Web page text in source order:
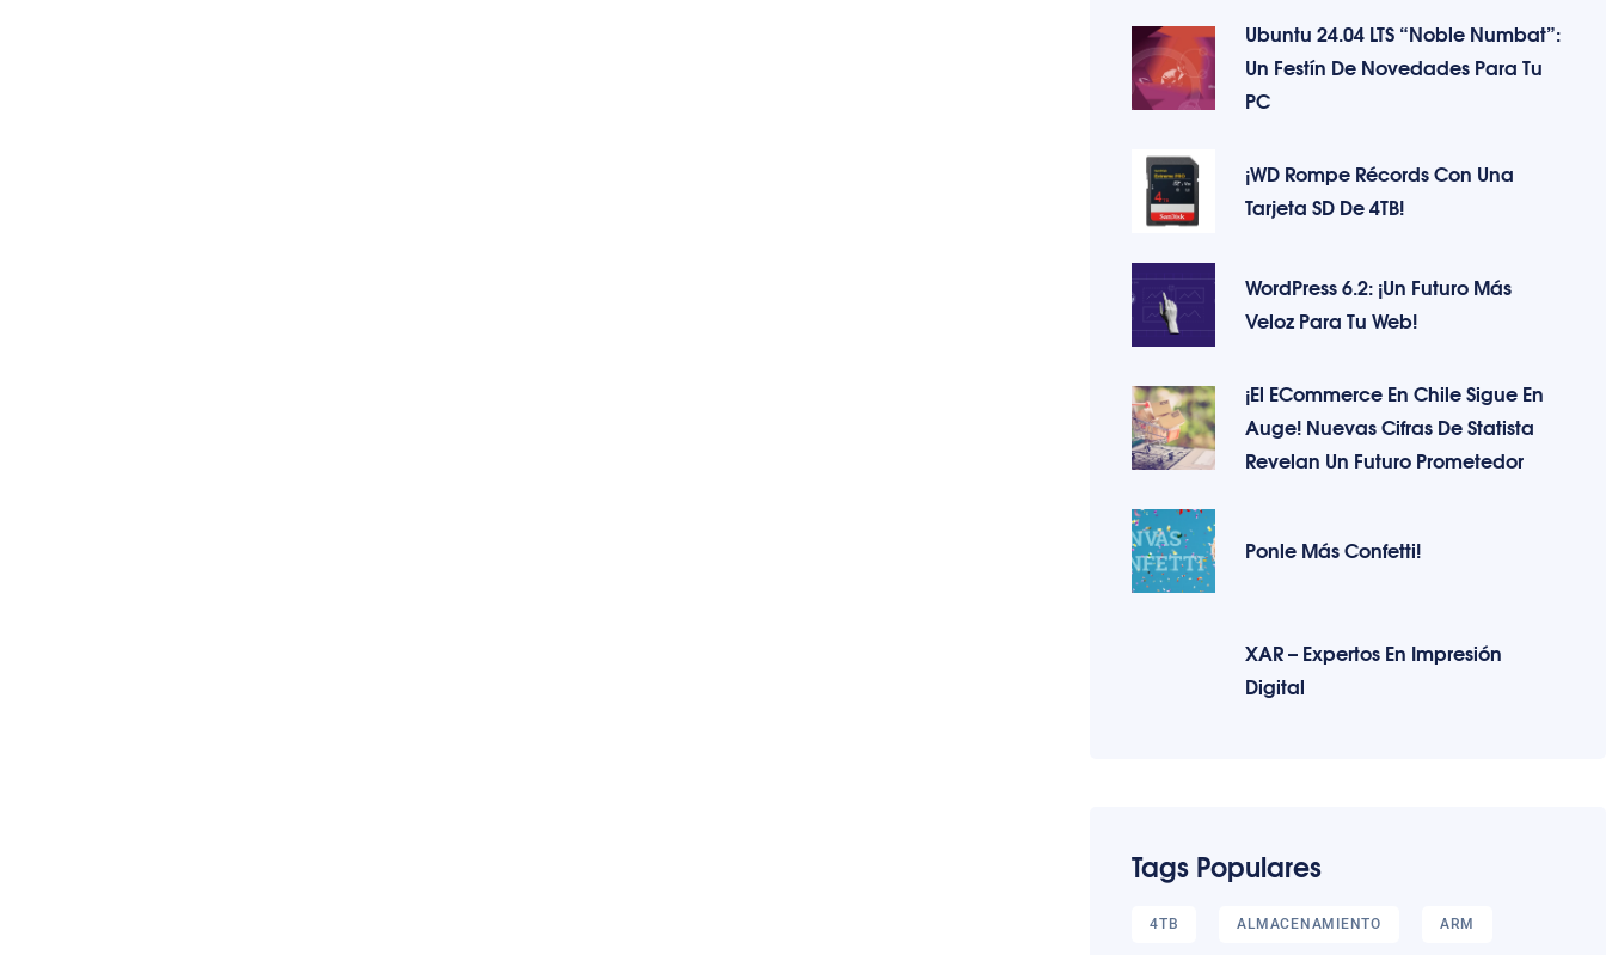
Ubuntu 24.04 LTS “Noble Numbat”:
Un Festín De Novedades Para Tu
PC
¡WD Rompe Récords Con Una
Tarjeta SD De 4TB!
WordPress 6.2: ¡Un Futuro Más
Veloz Para Tu Web!
¡El ECommerce En Chile Sigue En
Auge! Nuevas Cifras De Statista
Revelan Un Futuro Prometedor
Ponle Más Confetti!
XAR – Expertos En Impresión
Digital
Tags Populares
4TB ALMACENAMIENTO ARM